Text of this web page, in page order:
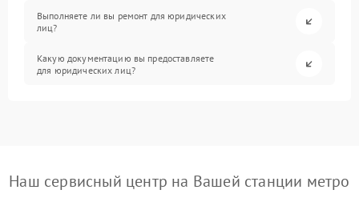
Выполняете ли вы ремонт для юридических
лиц?
Какую документацию вы предоставляете
для юридических лиц?
Наш сервисный центр на Вашей станции метро